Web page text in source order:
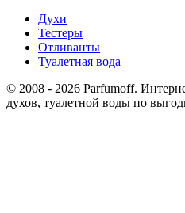
Духи
Тестеры
Отливанты
Туалетная вода
© 2008 - 2026 Parfumoff.
духов, туалетной воды по